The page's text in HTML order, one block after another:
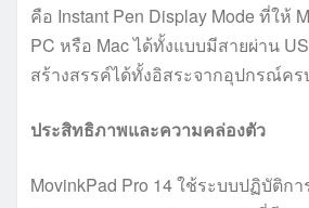
คือ Instant Pen Display Mode ที่ให้
PC หรือ Mac ได้ทั้งแบบมีสายผ่าน
สร้างสรรค์ได้ทั้งอิสระจากอุปกรณ์ค
ประสิทธิภาพและความคล่องตัว
MovinkPad Pro 14 ใช้ระบบปฏิบัติก